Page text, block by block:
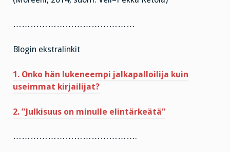
……………………………………
Blogin ekstralinkit
1. Onko hän lukeneempi jalkapalloilija kuin
useimmat kirjailijat?
2. ”Julkisuus on minulle elintärkeätä”
…………………………………….